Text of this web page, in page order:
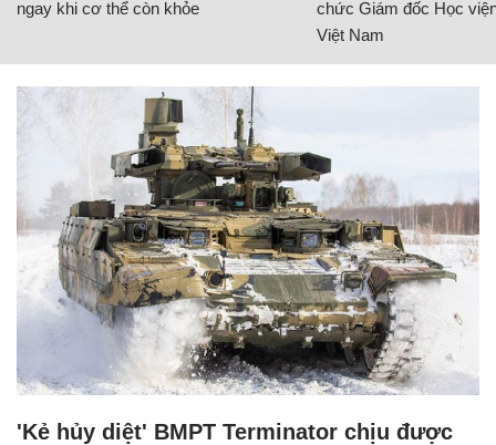
ngay khi cơ thể còn khỏe
chức Giám đốc Học
Việt Nam
'Kẻ hủy diệt' BMPT Terminator chịu được